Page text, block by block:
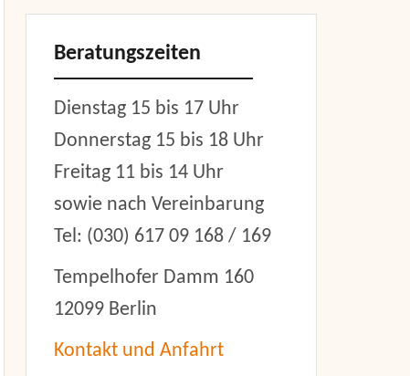
Beratungszeiten
Dienstag 15 bis 17 Uhr
Donnerstag 15 bis 18 Uhr
Freitag 11 bis 14 Uhr
sowie nach Vereinbarung
Tel: (030) 617 09 168 / 169
Tempelhofer Damm 160
12099 Berlin
Kontakt und Anfahrt